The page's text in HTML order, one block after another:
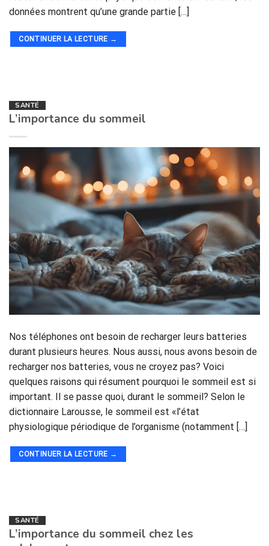
données montrent qu’une grande partie […]
CONTINUER LA LECTURE →
SANTÉ
L’importance du sommeil
Nos téléphones ont besoin de recharger leurs batteries
durant plusieurs heures. Nous aussi, nous avons besoin de
recharger nos batteries, vous ne croyez pas? Voici
quelques raisons qui résument pourquoi le sommeil est si
important. Il se passe quoi, durant le sommeil? Selon le
dictionnaire Larousse, le sommeil est «l’état
physiologique périodique de l’organisme (notamment […]
CONTINUER LA LECTURE →
SANTÉ
L’importance du sommeil chez les